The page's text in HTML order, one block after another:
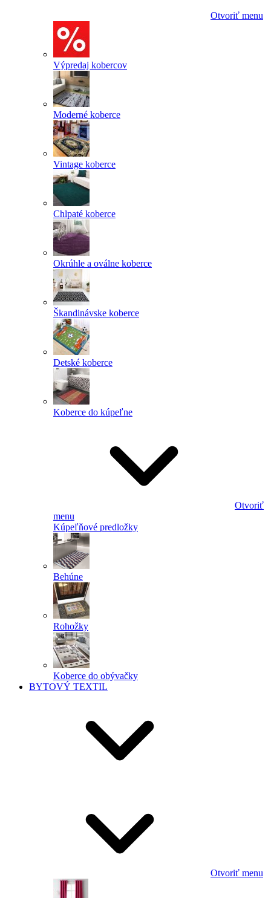
Otvoriť menu
Výpredaj kobercov
Moderné koberce
Vintage koberce
Chlpaté koberce
Okrúhle a oválne koberce
Škandinávske koberce
Detské koberce
Koberce do kúpeľne
Otvoriť
menu
Kúpeľňové predložky
Behúne
Rohožky
Koberce do obývačky
BYTOVÝ TEXTIL
Otvoriť menu